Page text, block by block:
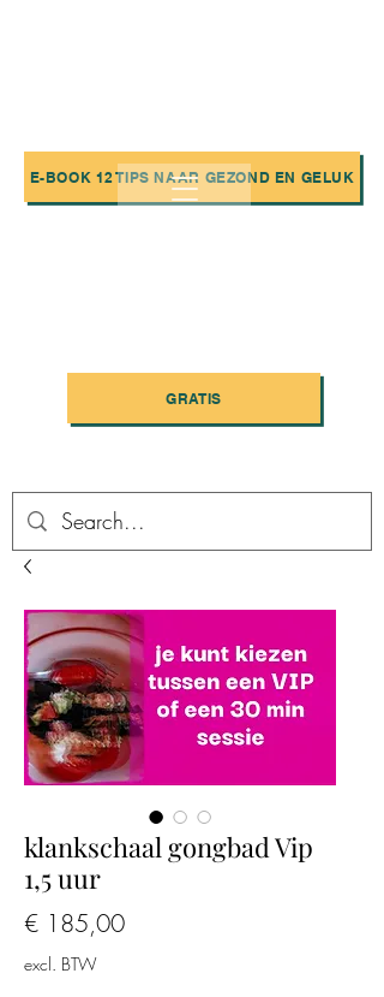
E-BOOK 12 TIPS NAAR GEZOND EN GELUK
GRATIS
klankschaal gongbad Vip
1,5 uur
€ 185,00Prijs
excl. BTW